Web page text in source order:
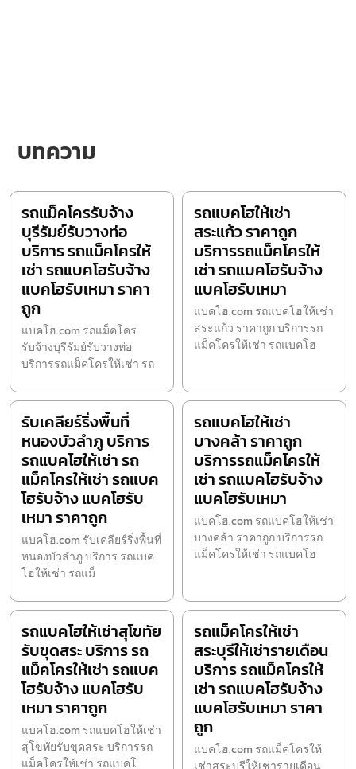
บทความ
รถแม็คโครรับจ้าง
บุรีรัมย์รับวางท่อ
บริการ รถแม็คโครให้
เช่า รถแบคโฮรับจ้าง
แบคโฮรับเหมา ราคา
ถูก
แบคโฮ.com รถแม็คโคร
รับจ้างบุรีรัมย์รับวางท่อ
บริการรถแม็คโครให้เช่า รถ
รถแบคโฮให้เช่า
สระแก้ว ราคาถูก
บริการรถแม็คโครให้
เช่า รถแบคโฮรับจ้าง
แบคโฮรับเหมา
แบคโฮ.com รถแบคโฮให้เช่า
สระแก้ว ราคาถูก บริการรถ
แม็คโครให้เช่า รถแบคโฮ
รับเคลียร์ริ่งพื้นที่
หนองบัวลำภู บริการ
รถแบคโฮให้เช่า รถ
แม็คโครให้เช่า รถแบค
โฮรับจ้าง แบคโฮรับ
เหมา ราคาถูก
แบคโฮ.com รับเคลียร์ริ่งพื้นที่
หนองบัวลำภู บริการ รถแบค
โฮให้เช่า รถแม็
รถแบคโฮให้เช่า
บางคล้า ราคาถูก
บริการรถแม็คโครให้
เช่า รถแบคโฮรับจ้าง
แบคโฮรับเหมา
แบคโฮ.com รถแบคโฮให้เช่า
บางคล้า ราคาถูก บริการรถ
แม็คโครให้เช่า รถแบคโฮ
รถแบคโฮให้เช่าสุโขทัย
รับขุดสระ บริการ รถ
แม็คโครให้เช่า รถแบค
โฮรับจ้าง แบคโฮรับ
เหมา ราคาถูก
แบคโฮ.com รถแบคโฮให้เช่า
สุโขทัยรับขุดสระ บริการรถ
แม็คโครให้เช่า รถแบคโ
รถแม็คโครให้เช่า
สระบุรีให้เช่ารายเดือน
บริการ รถแม็คโครให้
เช่า รถแบคโฮรับจ้าง
แบคโฮรับเหมา ราคา
ถูก
แบคโฮ.com รถแม็คโครให้